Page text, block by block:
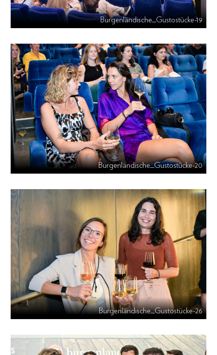
Burgenländische_Gustostücke-19
Burgenländische_Gustostücke-20
Burgenländische_Gustostücke-26